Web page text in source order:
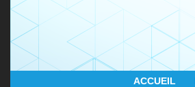
ACCUEIL